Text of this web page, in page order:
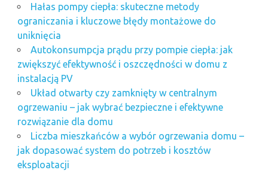
Hałas pompy ciepła: skuteczne metody
ograniczania i kluczowe błędy montażowe do
uniknięcia
Autokonsumpcja prądu przy pompie ciepła: jak
zwiększyć efektywność i oszczędności w domu z
instalacją PV
Układ otwarty czy zamknięty w centralnym
ogrzewaniu – jak wybrać bezpieczne i efektywne
rozwiązanie dla domu
Liczba mieszkańców a wybór ogrzewania domu –
jak dopasować system do potrzeb i kosztów
eksploatacji